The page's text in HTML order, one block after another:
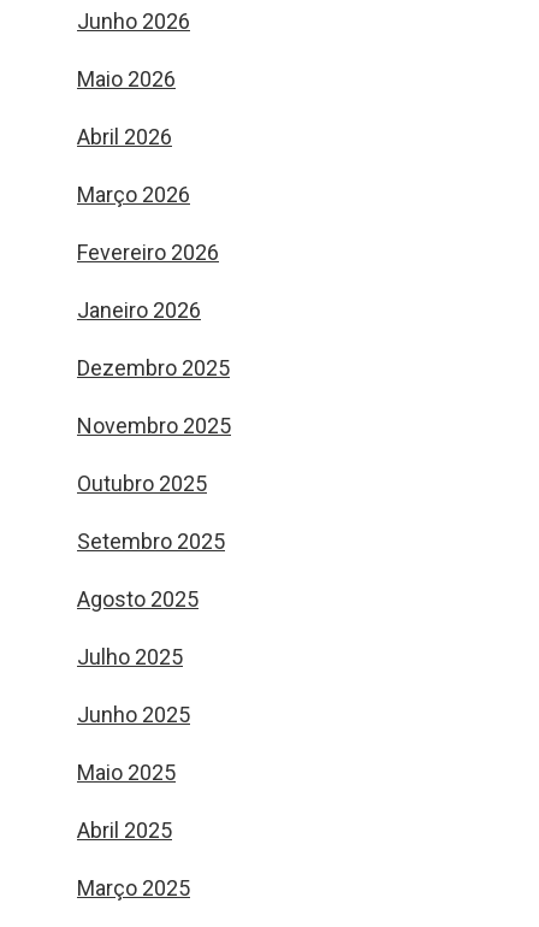
Junho 2026
Maio 2026
Abril 2026
Março 2026
Fevereiro 2026
Janeiro 2026
Dezembro 2025
Novembro 2025
Outubro 2025
Setembro 2025
Agosto 2025
Julho 2025
Junho 2025
Maio 2025
Abril 2025
Março 2025